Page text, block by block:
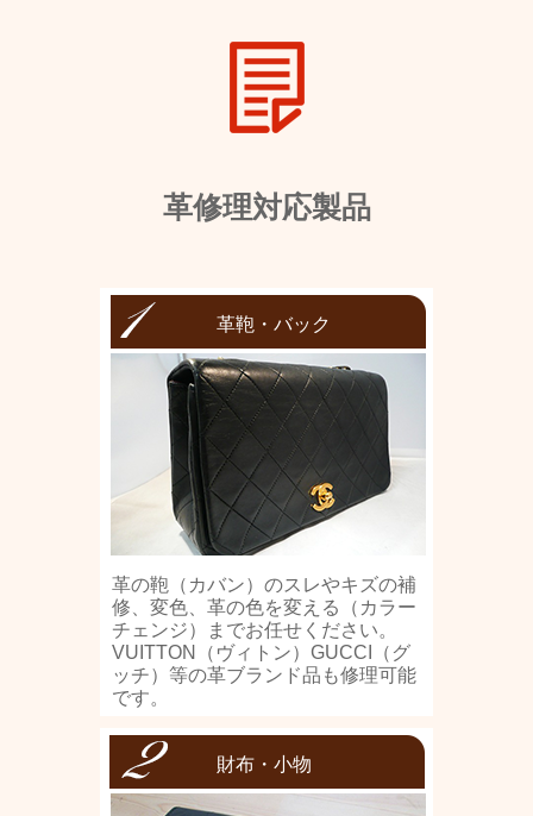
革修理対応製品
革鞄・バック
革の鞄（カバン）のスレやキズの補
修、変色、革の色を変える（カラー
チェンジ）までお任せください。
VUITTON（ヴィトン）GUCCI（グ
ッチ）等の革ブランド品も修理可能
です。
財布・小物